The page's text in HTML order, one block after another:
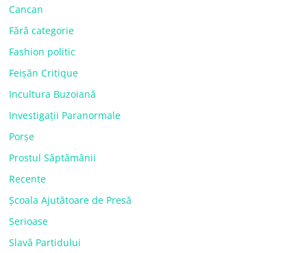
Cancan
Fără categorie
Fashion politic
Feișăn Critique
Incultura Buzoiană
Investigații Paranormale
Porșe
Prostul Săptămânii
Recente
Școala Ajutătoare de Presă
Serioase
Slavă Partidului